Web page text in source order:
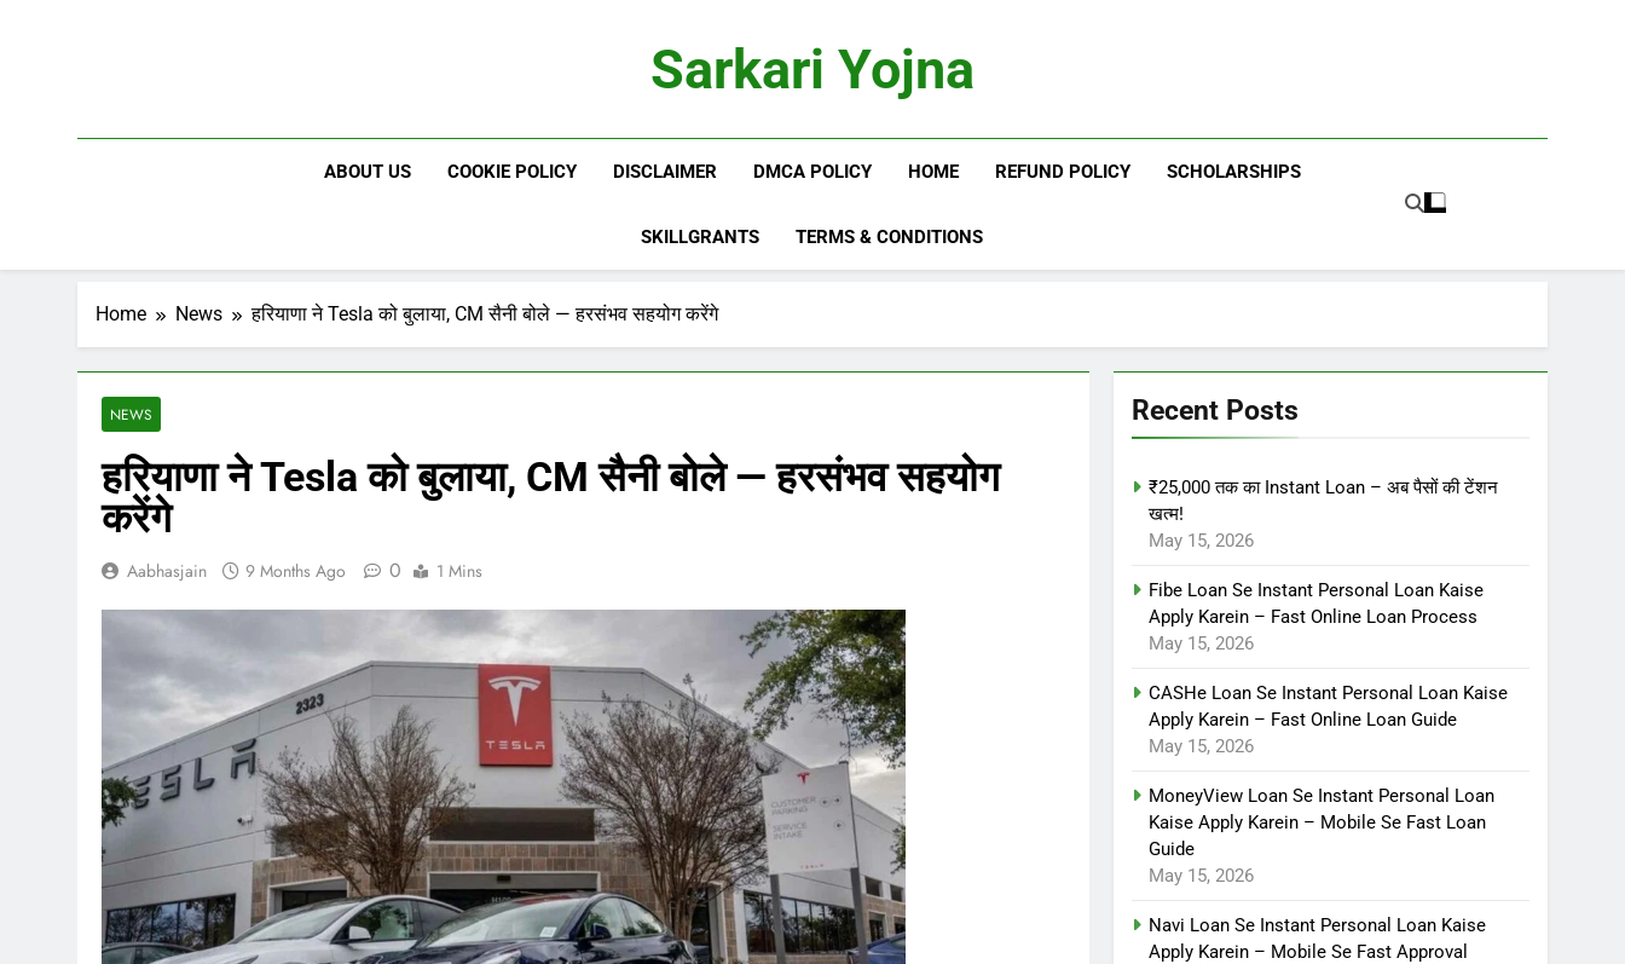
Sarkari Yojna
ABOUT US COOKIE POLICY DISCLAIMER DMCA POLICY HOME REFUND POLICY SCHOLARSHIPS
SKILLGRANTS TERMS & CONDITIONS
Home News हरियाणा ने Tesla को बुलाया, CM सैनी बोले — हरसंभव सहयोग करेंगे
NEWS
हरियाणा ने Tesla को बुलाया, CM सैनी बोले — हरसंभव सहयोग
करेंगे
Aabhasjain 9 Months Ago 0 1 Mins
Recent Posts
₹25,000 तक का Instant Loan – अब पैसों की टेंशन
खत्म!
May 15, 2026
Fibe Loan Se Instant Personal Loan Kaise
Apply Karein – Fast Online Loan Process
May 15, 2026
CASHe Loan Se Instant Personal Loan Kaise
Apply Karein – Fast Online Loan Guide
May 15, 2026
MoneyView Loan Se Instant Personal Loan
Kaise Apply Karein – Mobile Se Fast Loan
Guide
May 15, 2026
Navi Loan Se Instant Personal Loan Kaise
Apply Karein – Mobile Se Fast Approval